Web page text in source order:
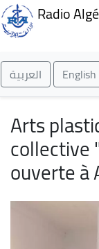
Radio
العربية English
Arts
collective
ouverte à